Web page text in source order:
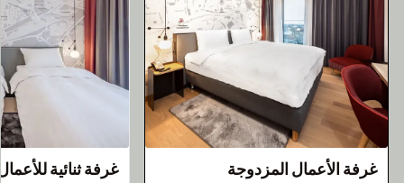
غرفة الأعمال المزدوجة غرفة ثنائية